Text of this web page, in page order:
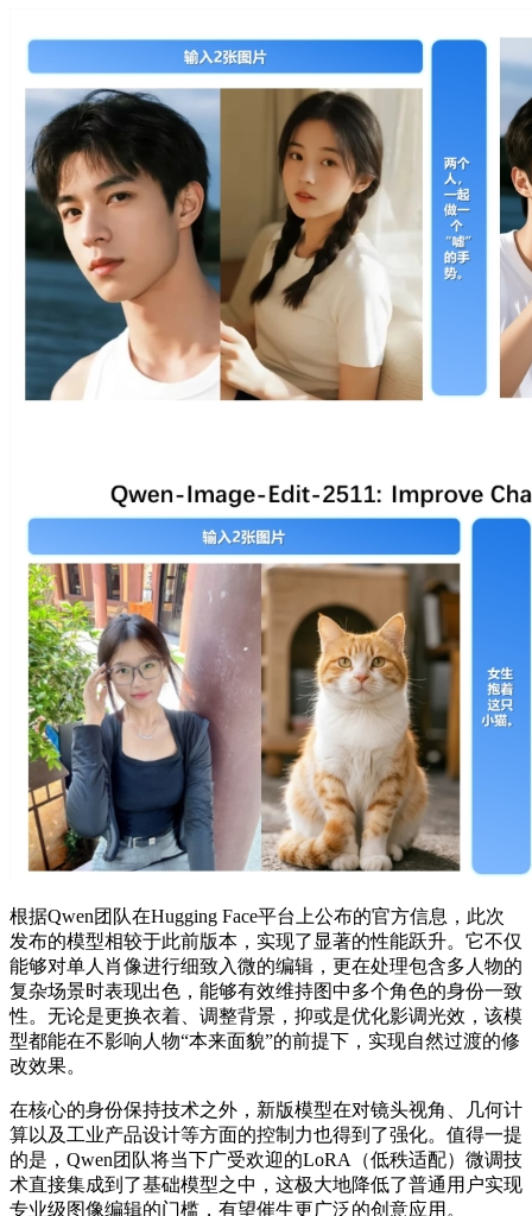
根据Qwen团队在Hugging Face平台上公布的官方信息，此次
发布的模型相较于此前版本，实现了显著的性能跃升。它不仅
能够对单人肖像进行细致入微的编辑，更在处理包含多人物的
复杂场景时表现出色，能够有效维持图中多个角色的身份一致
性。无论是更换衣着、调整背景，抑或是优化影调光效，该模
型都能在不影响人物“本来面貌”的前提下，实现自然过渡的修
改效果。
在核心的身份保持技术之外，新版模型在对镜头视角、几何计
算以及工业产品设计等方面的控制力也得到了强化。值得一提
的是，Qwen团队将当下广受欢迎的LoRA（低秩适配）微调技
术直接集成到了基础模型之中，这极大地降低了普通用户实现
专业级图像编辑的门槛，有望催生更广泛的创意应用。